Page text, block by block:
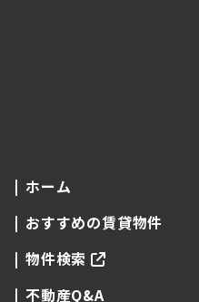
ホーム
おすすめの賃貸物件
物件検索
不動産Q&A